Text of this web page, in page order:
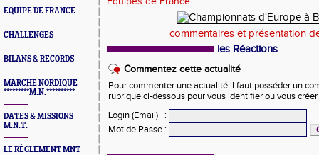
EQUIPE DE FRANCE
CHALLENGES
BILANS & RECORDS
MARCHE NORDIQUE
*********M.N.**********
DATES & MISSIONS
M.N.T.
LE RÈGLEMENT MNT
commentaires et présentation
les Réactions
Commentez cette actualité
Pour commenter une actualité il faut posséder un
rubrique ci-dessous pour vous identifier ou vous
Login (Email)
:
Mot de Passe :